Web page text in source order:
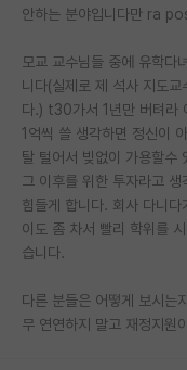
임용 정보 게시판
학부 인턴 게시판
취업 게시판
임용 후기 게시판
PI 전용 게시판
인문사회 계열 게시
반도체/AI 게시판
안하는 분야입니다만 ra
모교 교수님들 중에 유학다
니다(실제로 제 석사 지도교
다.) t30가서 1년만 버텨라
1억씩 쓸 생각하면 정신이
탈 털어서 빚없이 가용할수
그 이후를 위한 투자라고
힘들게 합니다. 회사 다니
이도 좀 차서 빨리 학위를
습니다.
다른 분들은 어떻게 보시는
무 연연하지 말고 재정지원